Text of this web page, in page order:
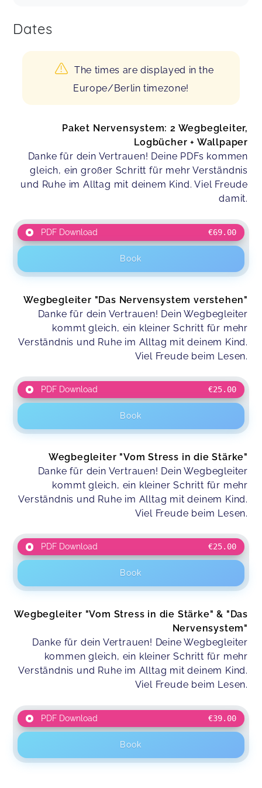
Dates
The times are displayed in the
Europe/Berlin timezone!
Paket Nervensystem: 2 Wegbegleiter,
Logbücher + Wallpaper
Danke für dein Vertrauen! Deine PDFs kommen
gleich, ein großer Schritt für mehr Verständnis
und Ruhe im Alltag mit deinem Kind. Viel Freude
damit.
PDF Download €69.00
Book
Wegbegleiter "Das Nervensystem verstehen"
Danke für dein Vertrauen! Dein Wegbegleiter
kommt gleich, ein kleiner Schritt für mehr
Verständnis und Ruhe im Alltag mit deinem Kind.
Viel Freude beim Lesen.
PDF Download €25.00
Book
Wegbegleiter "Vom Stress in die Stärke"
Danke für dein Vertrauen! Dein Wegbegleiter
kommt gleich, ein kleiner Schritt für mehr
Verständnis und Ruhe im Alltag mit deinem Kind.
Viel Freude beim Lesen.
PDF Download €25.00
Book
Wegbegleiter "Vom Stress in die Stärke" & "Das
Nervensystem"
Danke für dein Vertrauen! Deine Wegbegleiter
kommen gleich, ein kleiner Schritt für mehr
Verständnis und Ruhe im Alltag mit deinem Kind.
Viel Freude beim Lesen.
PDF Download €39.00
Book